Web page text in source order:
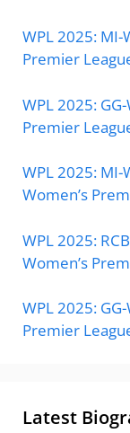
WPL 2025: MI-
Premier
WPL 2025:
Premier
WPL 2025: MI-
Women’s
WPL 2025:
Women’s
WPL 2025:
Premier
Latest